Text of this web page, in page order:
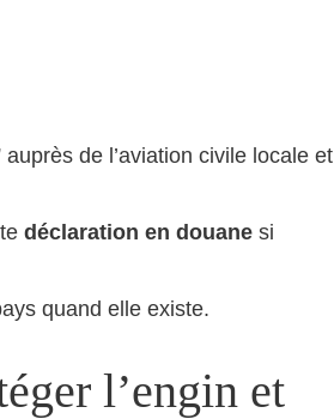
de l’aviation civile locale et
déclaration en douane si
quand elle existe.
l’engin et